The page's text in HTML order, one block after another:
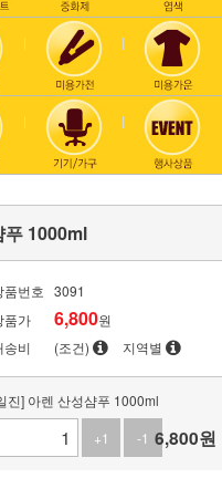
푸 1000ml
품번호 3091
품가
6,800원
송비
(조건) 지역별
진] 아렌 산성샴푸 1000ml
+1
-1 6,800원